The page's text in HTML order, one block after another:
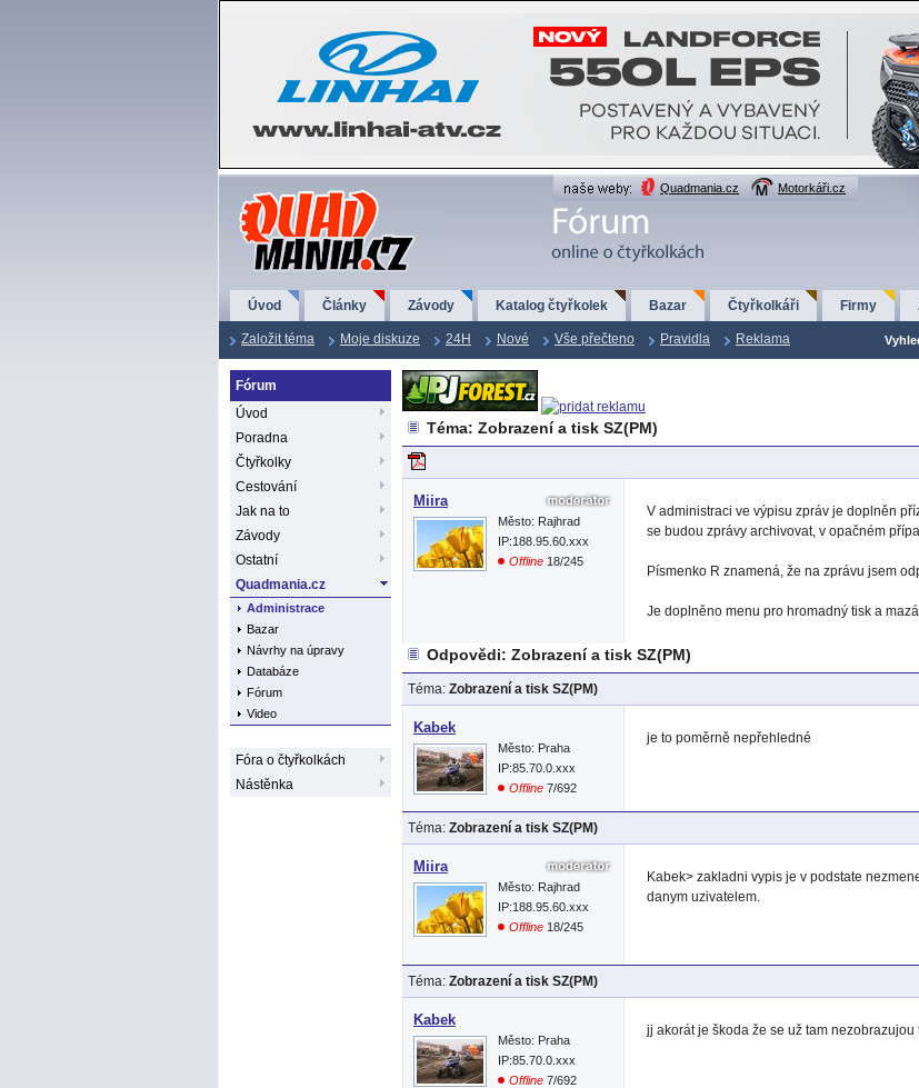
QuadMania.cz Quadmania.cz
Motorkáři.cz
Úvod Články Závody Katalog čtyřkolek Bazar Čtyřkolkáři Firmy
Založit téma Moje diskuze 24H Nové Vše přečteno Pravidla Reklama
Fórum
Úvod
Poradna
Čtyřkolky
Cestování
Jak na to
Závody
Ostatní
Quadmania.cz
Administrace
Bazar
Návrhy na úpravy
Databáze
Fórum
Video
Fóra o čtyřkolkách
Nástěnka
Téma: Zobrazení a tisk SZ(PM)
Miira
Město: Rajhrad
IP:188.95.60.xxx
Offline 18/245
V administraci ve výpisu zpráv je doplněn
se budou zprávy archivovat, v opačném
Písmenko R znamená, že na zprávu jsem
Je doplněno menu pro hromadný tisk a
Odpovědi: Zobrazení a tisk SZ(PM)
Téma: Zobrazení a tisk SZ(PM)
Kabek
Město: Praha
IP:85.70.0.xxx
Offline 7/692
je to poměrně nepřehledné
Téma: Zobrazení a tisk SZ(PM)
Miira
Město: Rajhrad
IP:188.95.60.xxx
Offline 18/245
Kabek> zakladni vypis je v podstate
danym uzivatelem.
Téma: Zobrazení a tisk SZ(PM)
Kabek
Město: Praha
IP:85.70.0.xxx
Offline 7/692
jj akorát je škoda že se už tam nezobrazujou